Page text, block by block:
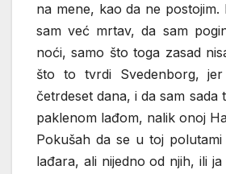
na mene, kao da ne postojim.
sam već mrtav, da sam
noći, samo što toga zasad
što to tvrdi Svedenborg,
četrdeset dana, i da sam sada
paklenom lađom, nalik onoj
Pokušah da se u toj
lađara, ali nijedno od njih, ili